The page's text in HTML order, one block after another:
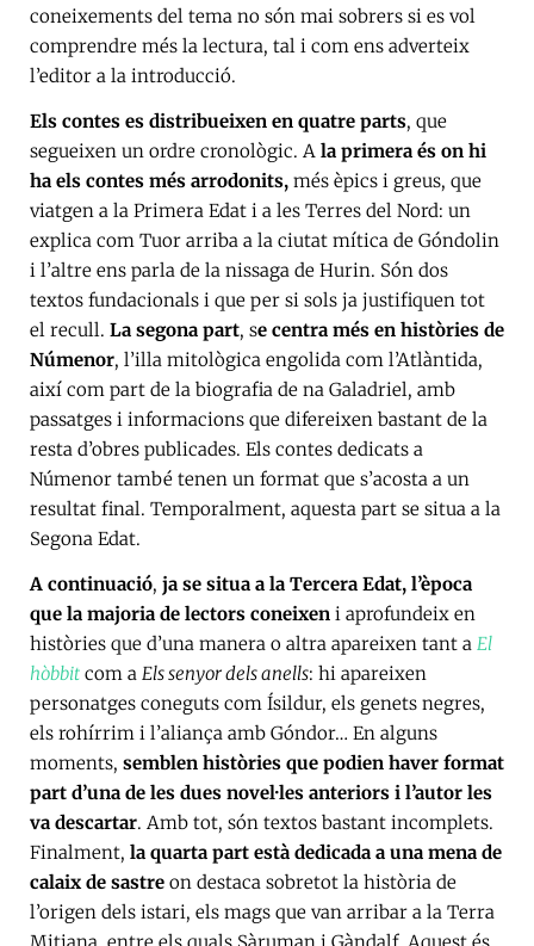
coneixements del tema no són mai sobrers si es vol
comprendre més la lectura, tal i com ens adverteix
l’editor a la introducció.
Els contes es distribueixen en quatre parts, que
segueixen un ordre cronològic. A la primera és on hi
ha els contes més arrodonits, més èpics i greus, que
viatgen a la Primera Edat i a les Terres del Nord: un
explica com Tuor arriba a la ciutat mítica de Góndolin
i l’altre ens parla de la nissaga de Hurin. Són dos
textos fundacionals i que per si sols ja justifiquen tot
el recull. La segona part, se centra més en històries de
Númenor, l’illa mitològica engolida com l’Atlàntida,
així com part de la biografia de na Galadriel, amb
passatges i informacions que difereixen bastant de la
resta d’obres publicades. Els contes dedicats a
Númenor també tenen un format que s’acosta a un
resultat final. Temporalment, aquesta part se situa a la
Segona Edat.
A continuació, ja se situa a la Tercera Edat, l’època
que la majoria de lectors coneixen i aprofundeix en
històries que d’una manera o altra apareixen tant a El
hòbbit com a Els senyor dels anells: hi apareixen
personatges coneguts com Ísildur, els genets negres,
els rohírrim i l’aliança amb Góndor… En alguns
moments, semblen històries que podien haver format
part d’una de les dues novel·les anteriors i l’autor les
va descartar. Amb tot, són textos bastant incomplets.
Finalment, la quarta part està dedicada a una mena de
calaix de sastre on destaca sobretot la història de
l’origen dels istari, els mags que van arribar a la Terra